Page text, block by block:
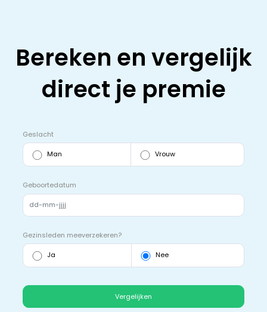
Bereken en vergelijk
direct je premie
Geslacht
Man Vrouw
Geboortedatum
Gezinsleden meeverzekeren?
Ja Nee
Vergelijken